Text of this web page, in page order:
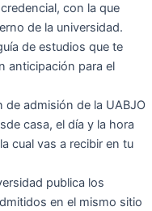
con la que
de la universidad.
de estudios que te
anticipación para el
de admisión de la UABJO
casa, el día y la hora
cual vas a recibir en tu
publica los
en el mismo sitio